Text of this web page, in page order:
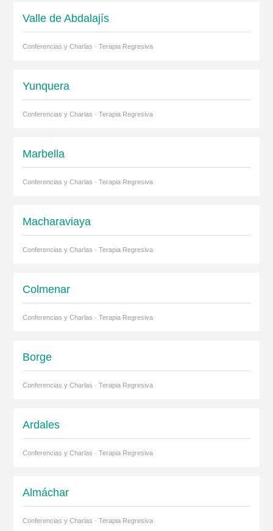
Valle de Abdalajís
Conferencias y Charlas · Terapia Regresiva
Yunquera
Conferencias y Charlas · Terapia Regresiva
Marbella
Conferencias y Charlas · Terapia Regresiva
Macharaviaya
Conferencias y Charlas · Terapia Regresiva
Colmenar
Conferencias y Charlas · Terapia Regresiva
Borge
Conferencias y Charlas · Terapia Regresiva
Ardales
Conferencias y Charlas · Terapia Regresiva
Almáchar
Conferencias y Charlas · Terapia Regresiva